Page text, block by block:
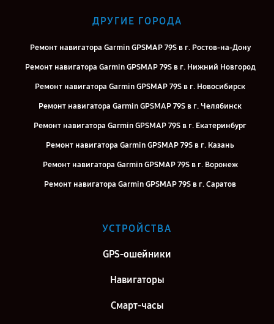
ДРУГИЕ ГОРОДА
Ремонт навигатора Garmin GPSMAP 79S в г. Ростов-на-Дону
Ремонт навигатора Garmin GPSMAP 79S в г. Нижний Новгород
Ремонт навигатора Garmin GPSMAP 79S в г. Новосибирск
Ремонт навигатора Garmin GPSMAP 79S в г. Челябинск
Ремонт навигатора Garmin GPSMAP 79S в г. Екатеринбург
Ремонт навигатора Garmin GPSMAP 79S в г. Казань
Ремонт навигатора Garmin GPSMAP 79S в г. Воронеж
Ремонт навигатора Garmin GPSMAP 79S в г. Саратов
Ремонт навигатора Garmin GPSMAP 79S в г. Киров
УСТРОЙСТВА
GPS-ошейники
Навигаторы
Смарт-часы